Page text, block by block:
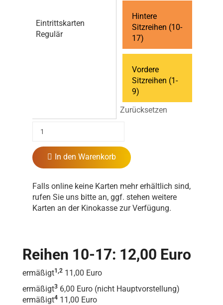
Eintrittskarten
Regulär
Hintere
Sitzreihen (10-
17)
Vordere
Sitzreihen (1-
9)
Zurücksetzen
In den Warenkorb
Falls online keine Karten mehr erhältlich sind,
rufen Sie uns bitte an, ggf. stehen weitere
Karten an der Kinokasse zur Verfügung.
Reihen 10-17: 12,00 Euro
ermäßigt1,2 11,00 Euro
ermäßigt3 6,00 Euro (nicht Hauptvorstellung)
ermäßigt4 11,00 Euro